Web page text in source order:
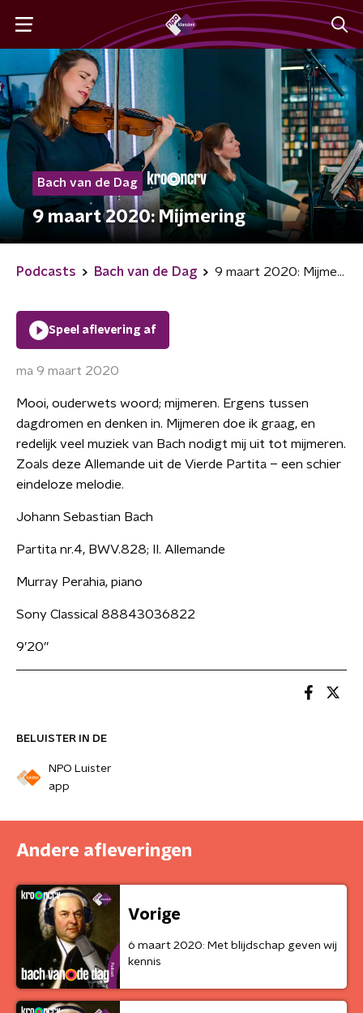
Bach van de Dag
9 maart 2020: Mijmering
Podcasts Bach van de Dag 9 maart 2020: Mijmering
BELUISTER IN DE
NPO Luister
app
Speel aflevering af
ma 9 maart 2020
Mooi, ouderwets woord; mijmeren. Ergens tussen
dagdromen en denken in. Mijmeren doe ik graag, en
redelijk veel muziek van Bach nodigt mij uit tot mijmeren.
Zoals deze Allemande uit de Vierde Partita – een schier
eindeloze melodie.
Johann Sebastian Bach
Partita nr.4, BWV.828; II. Allemande
Murray Perahia, piano
Sony Classical 88843036822
9’20’’
Andere afleveringen
Vorige
6 maart 2020: Met blijdschap geven wij
kennis